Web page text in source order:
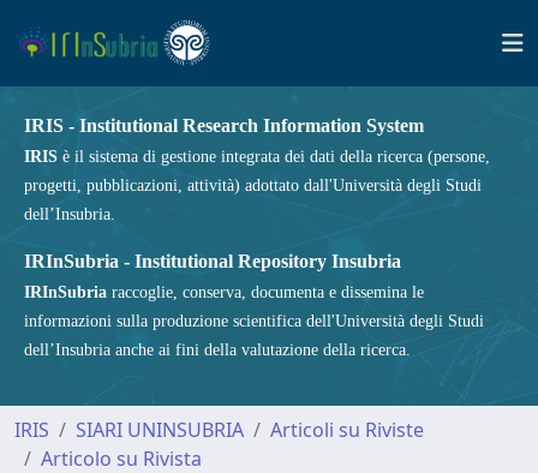
IRIS - Institutional Research Information System
IRIS è il sistema di gestione integrata dei dati della ricerca (persone,
progetti, pubblicazioni, attività) adottato dall'Università degli Studi
dell’Insubria.
IRInSubria - Institutional Repository Insubria
IRInSubria raccoglie, conserva, documenta e dissemina le
informazioni sulla produzione scientifica dell'Università degli Studi
dell’Insubria anche ai fini della valutazione della ricerca.
IRIS SIARI UNINSUBRIA
Articoli su Riviste
Articolo su Rivista